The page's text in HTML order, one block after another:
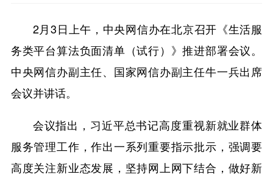
2月3日上午，中央网信办在北京召开《生活服
务类平台算法负面清单（试行）》推进部署会议。
中央网信办副主任、国家网信办副主任牛一兵出席
会议并讲话。
会议指出，习近平总书记高度重视新就业群体
服务管理工作，作出一系列重要指示批示，强调要
高度关注新业态发展，坚持网上网下结合，做好新